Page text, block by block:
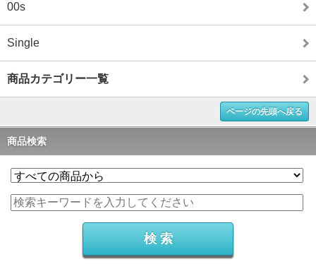
00s
Single
商品カテゴリー一覧
ページの先頭へ戻る
商品検索